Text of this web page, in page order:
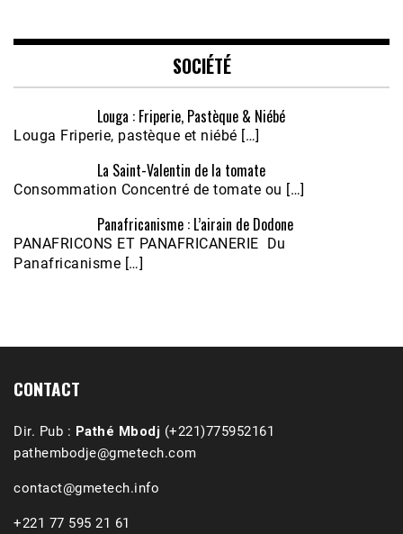
EMBED
Écoutez le parcours de Claudiane Kapia
Nobana (Podologue)
Feb 24, 2021 • 28mn
SOCIÉTÉ
Louga : Friperie, Pastèque & Niébé
Louga Friperie, pastèque et niébé […]
La Saint-Valentin de la tomate
Consommation Concentré de tomate ou […]
Panafricanisme : L’airain de Dodone
PANAFRICONS ET PANAFRICANERIE Du
Panafricanisme […]
CONTACT
Dir. Pub : Pathé Mbodj (+221)775952161
pathembodje@gmetech.com
contact@gmetech.info
+221 77 595 21 61